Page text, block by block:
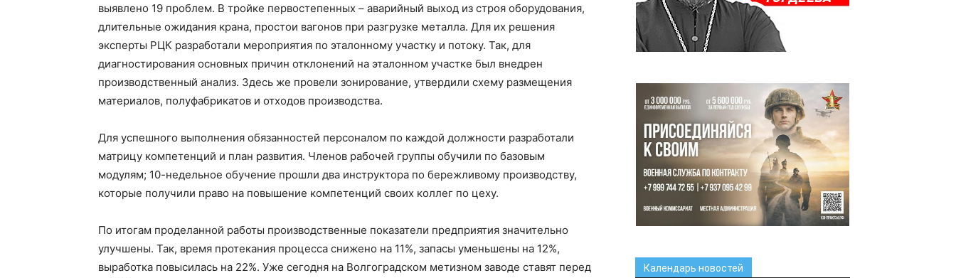
выявлено 19 проблем. В тройке первостепенных – аварийный выход из строя оборудования,
длительные ожидания крана, простои вагонов при разгрузке металла. Для их решения
эксперты РЦК разработали мероприятия по эталонному участку и потоку. Так, для
диагностирования основных причин отклонений на эталонном участке был внедрен
производственный анализ. Здесь же провели зонирование, утвердили схему размещения
материалов, полуфабрикатов и отходов производства.
Для успешного выполнения обязанностей персоналом по каждой должности разработали
матрицу компетенций и план развития. Членов рабочей группы обучили по базовым
модулям; 10-недельное обучение прошли два инструктора по бережливому производству,
которые получили право на повышение компетенций своих коллег по цеху.
По итогам проделанной работы производственные показатели предприятия значительно
улучшены. Так, время протекания процесса снижено на 11%, запасы уменьшены на 12%,
выработка повысилась на 22%. Уже сегодня на Волгоградском метизном заводе ставят перед
Календарь новостей